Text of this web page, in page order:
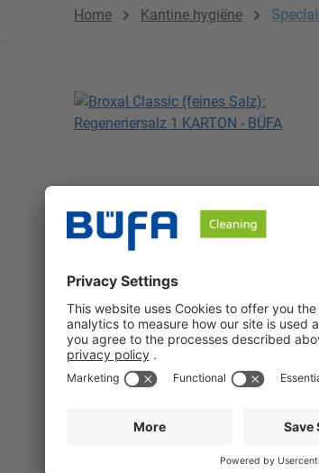
Home Kantine hygiëne
Regeneriersalz fein (6x2kg)
Een offerte aanvragen
Prijzen excl. btw plus